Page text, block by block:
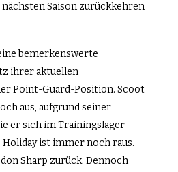
Saison zurückkehren
bemerkenswerte
ihrer aktuellen
Point-Guard-Position. Scoot
aus, aufgrund seiner
er sich im Trainingslager
Holiday ist immer noch raus.
Sharp zurück. Dennoch